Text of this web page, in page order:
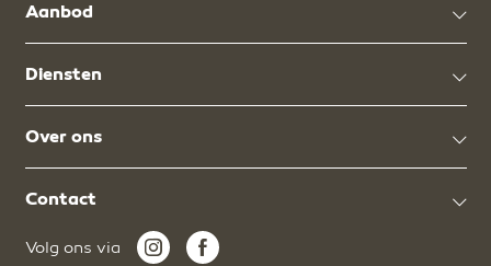
Aanbod
Diensten
Over ons
Contact
Volg ons via